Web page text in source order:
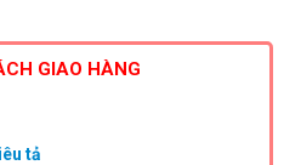
GIAO HÀNG
tả